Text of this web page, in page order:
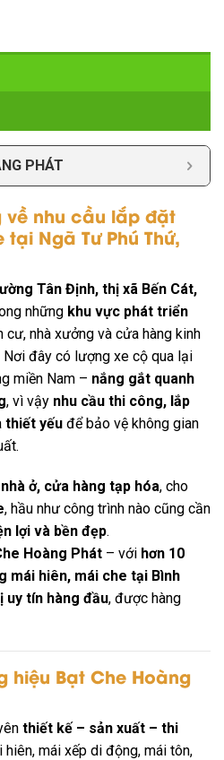
PHÁT
về nhu cầu lắp đặt
Ngã Tư Phú Thứ,
Tân Định, thị xã Bến Cát,
những khu vực phát triển
cư, nhà xưởng và cửa hàng kinh
Nơi đây có lượng xe cộ qua lại
miền Nam – nắng gắt quanh
, vì vậy nhu cầu thi công, lắp
thiết yếu để bảo vệ không gian
ở, cửa hàng tạp hóa, cho
, hầu như công trình nào cũng cần
lợi và bền đẹp.
Hoàng Phát – với hơn 10
mái hiên, mái che tại Bình
uy tín hàng đầu, được hàng
hiệu Bạt Che Hoàng
thiết kế – sản xuất – thi
mái xếp di động, mái tôn,